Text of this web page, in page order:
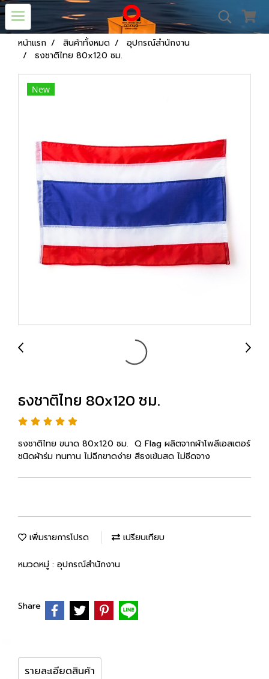
หน้าแรก สินค้าทั้งหมด
อุปกรณ์สำนักงาน
ธงชาติไทย 80x120 ซม.
New
ธงชาติไทย 80x120 ซม.
ธงชาติไทย ขนาด 80x120 ซม. Q Flag ผลิตจากผ้าโพลีเอสเตอร์
ชนิดผ้าร่ม ทนทาน ไม่ฉีกขาดง่าย สีธงเข้มสด ไม่ซีดจาง
เพิ่มรายการโปรด เปรียบเทียบ
หมวดหมู่ : อุปกรณ์สำนักงาน
Share
รายละเอียดสินค้า